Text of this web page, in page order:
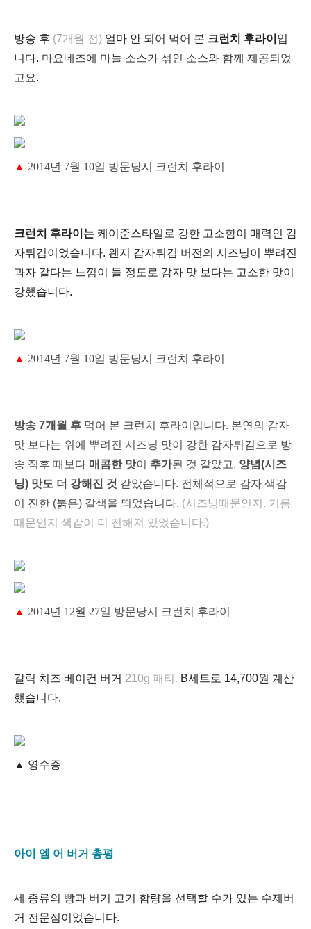
방송 후 (7개월 전) 얼마 안 되어 먹어 본 크런치 후라이 입
니다. 마요네즈에 마늘 소스가 섞인 소스와 함께 제공되었
고요.
▲ 2014년 7월 10일 방문당시 크런치 후라이
크런치 후라이는 케이준스타일로 강한 고소함이 매력인 감
자튀김이었습니다. 왠지 감자튀김 버전의 시즈닝이 뿌려진
과자 같다는 느낌이 들 정도로 감자 맛 보다는 고소한 맛이
강했습니다.
▲ 2014년 7월 10일 방문당시 크런치 후라이
방송 7개월 후 먹어 본 크런치 후라이입니다. 본연의 감자
맛 보다는 위에 뿌려진 시즈닝 맛이 강한 감자튀김으로 방
송 직후 때보다 매콤한 맛이 추가된 것 같았고. 양념(시즈
닝) 맛도 더 강해진 것 같았습니다. 전체적으로 감자 색감
이 진한 (붉은) 갈색을 띄었습니다. (시즈닝때문인지. 기름
때문인지 색감이 더 진해져 있었습니다.)
▲ 2014년 12월 27일 방문당시 크런치 후라이
갈릭 치즈 베이컨 버거 210g 패티. B세트로 14,700원 계산
했습니다.
▲ 영수증
아이 엠 어 버거 총평
세 종류의 빵과 버거 고기 함량을 선택할 수가 있는 수제버
거 전문점이었습니다.